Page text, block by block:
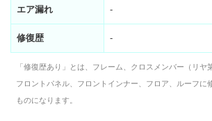
エア漏れ -
修復歴 -
「修復歴あり」とは、フレーム、クロスメンバー（リヤ
フロントパネル、フロントインナー、フロア、ルーフに
ものになります。